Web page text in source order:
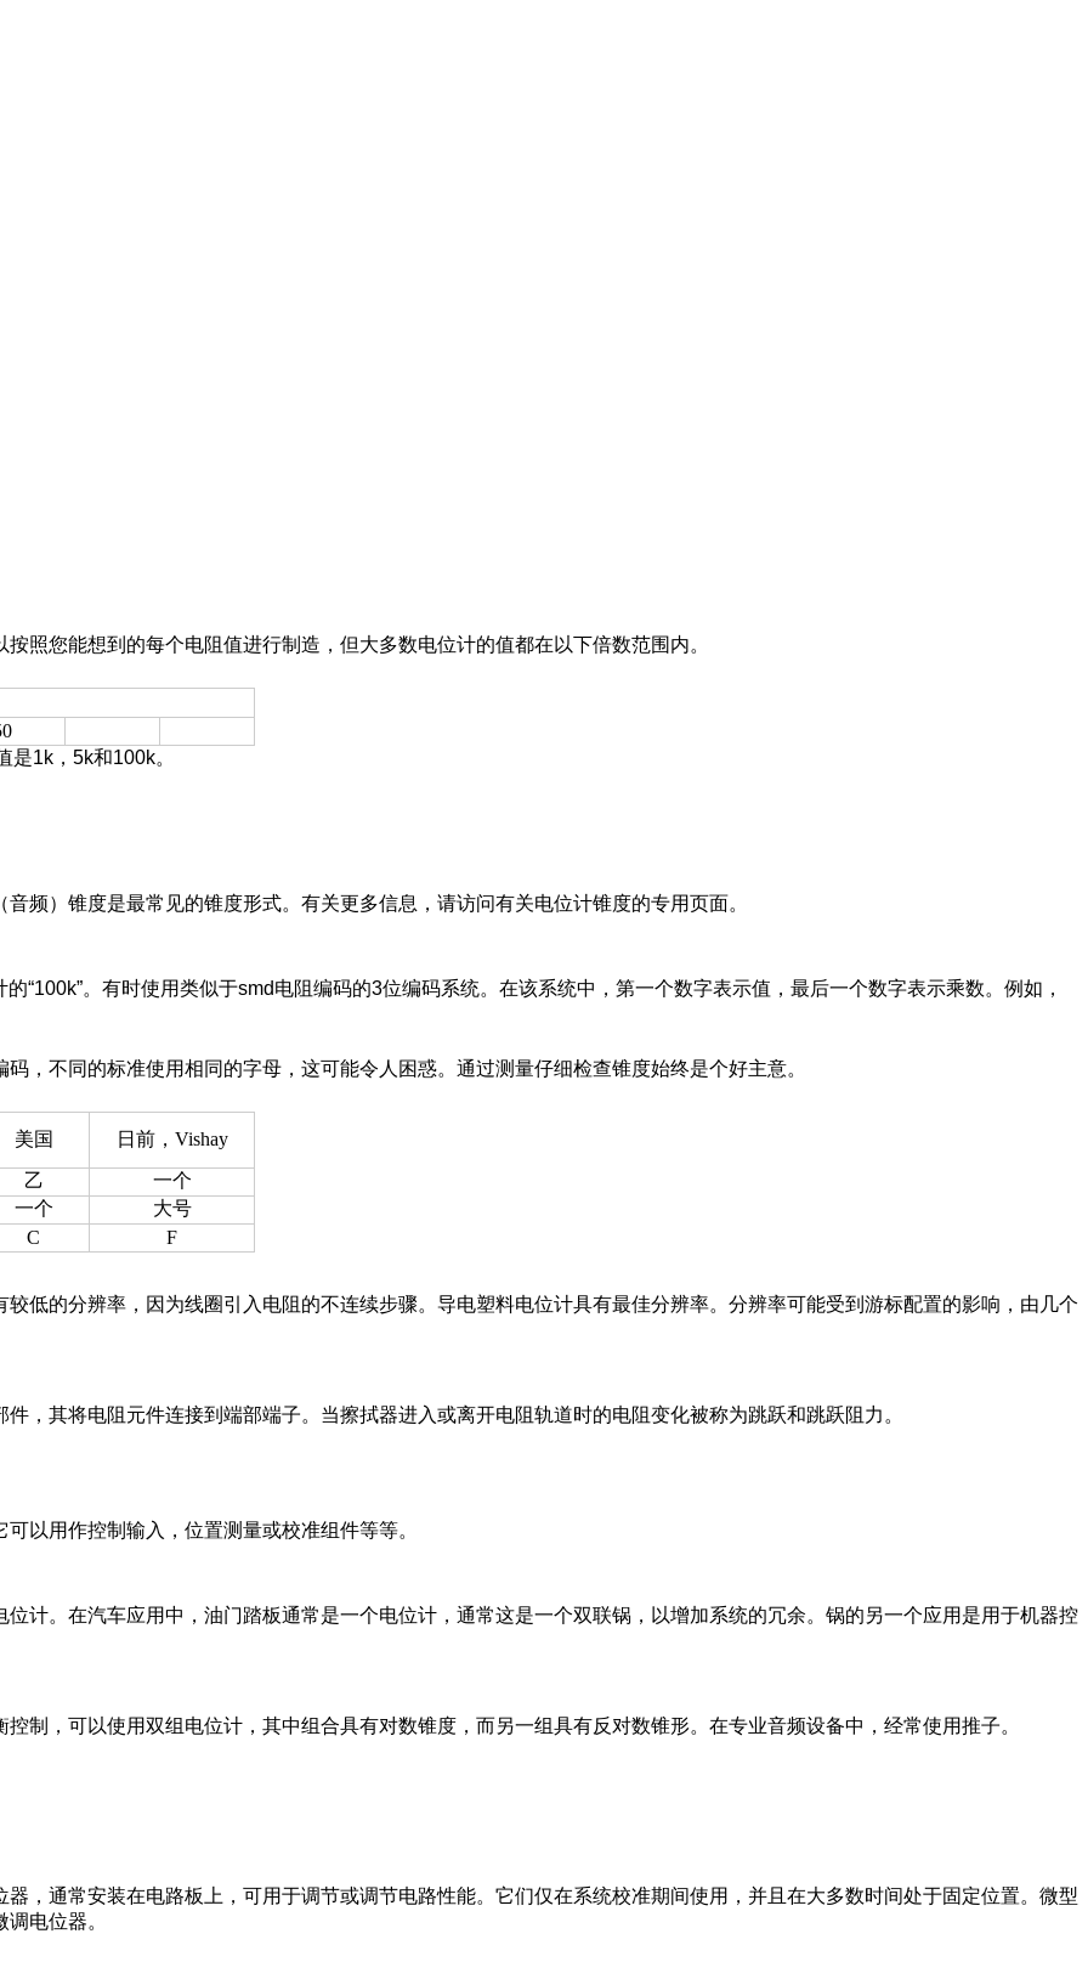
按照您能想到的每个电阻值进行制造，但大多数电位计的值都在以下倍数范围内。
是1k，5k和100k。
频） 锥度是最常见的锥度形式。 有关更多信息，请访问有关电位计锥度的专用页面。
“100k”。 有时使用类似于smd电阻编码的3位编码系统。 在该系统中，第一个数字表示值，最后一个数字表示乘数。 例如，
，不同的标准使用相同的字母，这可能令人困惑。 通过测量仔细检查锥度始终是个好主意。
美国
日前，Vishay
乙
一个
一个
大号
C
F
低的分辨率，因为线圈引入电阻的不连续步骤。 导电塑料电位计具有最佳分辨率。 分辨率可能受到游标配置的影响，由几个
，其将电阻元件连接到端部端子。 当擦拭器进入或离开电阻轨道时的电阻变化被称为跳跃和跳跃阻力。
可以用作控制输入，位置测量或校准组件等等。
计。 在汽车应用中，油门踏板通常是一个电位计，通常这是一个双联锅，以增加系统的冗余。 锅的另一个应用是用于机器控
控制，可以使用双组电位计，其中组合具有对数锥度，而另一组具有反对数锥形。 在专业音频设备中，经常使用推子。
器 ，通常安装在电路板上，可用于调节或调节电路性能。 它们仅在系统校准期间使用，并且在大多数时间处于固定位置。 微型
调电位器。